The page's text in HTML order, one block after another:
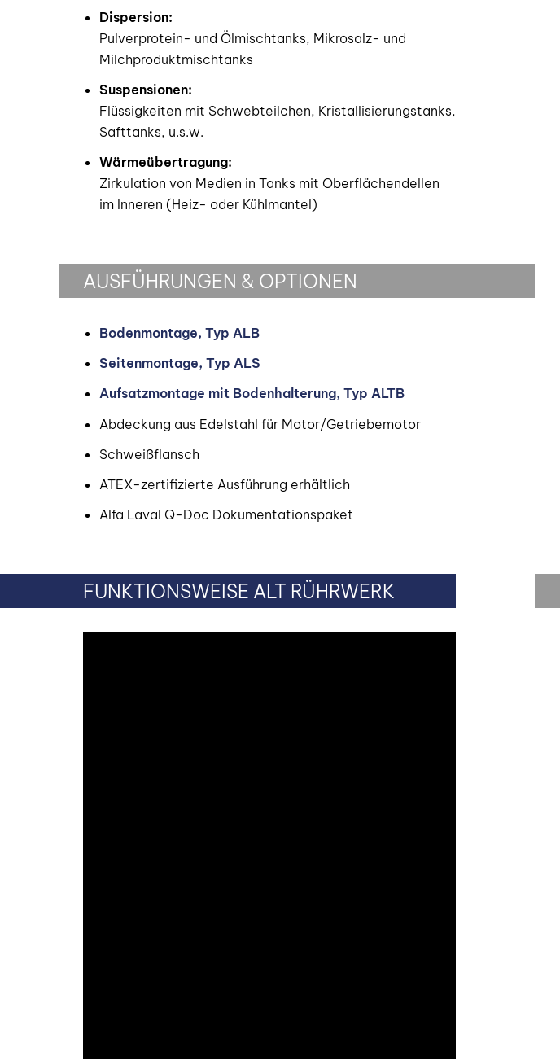
Dispersion:
Pulverprotein- und Ölmischtanks, Mikrosalz- und
Milchproduktmischtanks
Suspensionen:
Flüssigkeiten mit Schwebteilchen, Kristallisierungstanks,
Safttanks, u.s.w.
Wärmeübertragung:
Zirkulation von Medien in Tanks mit Oberflächendellen
im Inneren (Heiz- oder Kühlmantel)
AUSFÜHRUNGEN & OPTIONEN
Bodenmontage, Typ ALB
Seitenmontage, Typ ALS
Aufsatzmontage mit Bodenhalterung, Typ ALTB
Abdeckung aus Edelstahl für Motor/Getriebemotor
Schweißflansch
ATEX-zertifizierte Ausführung erhältlich
Alfa Laval Q-Doc Dokumentationspaket
FUNKTIONSWEISE ALT RÜHRWERK